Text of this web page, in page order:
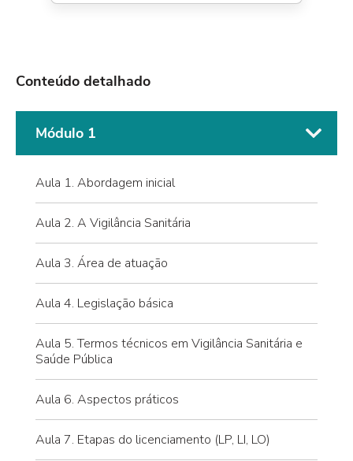
Conteúdo detalhado
Módulo 1
Aula 1. Abordagem inicial
Aula 2. A Vigilância Sanitária
Aula 3. Área de atuação
Aula 4. Legislação básica
Aula 5. Termos técnicos em Vigilância Sanitária e
Saúde Pública
Aula 6. Aspectos práticos
Aula 7. Etapas do licenciamento (LP, LI, LO)